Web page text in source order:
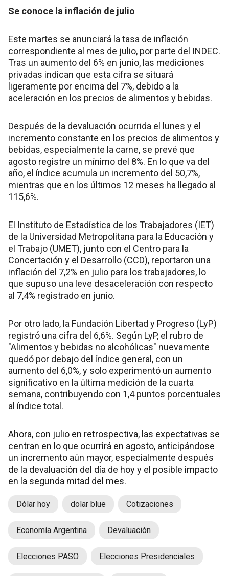
Se conoce la inflación de julio
Este martes se anunciará la tasa de inflación
correspondiente al mes de julio, por parte del INDEC.
Tras un aumento del 6% en junio, las mediciones
privadas indican que esta cifra se situará
ligeramente por encima del 7%, debido a la
aceleración en los precios de alimentos y bebidas.
Después de la devaluación ocurrida el lunes y el
incremento constante en los precios de alimentos y
bebidas, especialmente la carne, se prevé que
agosto registre un mínimo del 8%. En lo que va del
año, el índice acumula un incremento del 50,7%,
mientras que en los últimos 12 meses ha llegado al
115,6%.
El Instituto de Estadística de los Trabajadores (IET)
de la Universidad Metropolitana para la Educación y
el Trabajo (UMET), junto con el Centro para la
Concertación y el Desarrollo (CCD), reportaron una
inflación del 7,2% en julio para los trabajadores, lo
que supuso una leve desaceleración con respecto
al 7,4% registrado en junio.
Por otro lado, la Fundación Libertad y Progreso (LyP)
registró una cifra del 6,6%. Según LyP, el rubro de
"Alimentos y bebidas no alcohólicas" nuevamente
quedó por debajo del índice general, con un
aumento del 6,0%, y solo experimentó un aumento
significativo en la última medición de la cuarta
semana, contribuyendo con 1,4 puntos porcentuales
al índice total.
Ahora, con julio en retrospectiva, las expectativas se
centran en lo que ocurrirá en agosto, anticipándose
un incremento aún mayor, especialmente después
de la devaluación del día de hoy y el posible impacto
en la segunda mitad del mes.
Dólar hoy dolar blue Cotizaciones
Economía Argentina Devaluación
Elecciones PASO Elecciones Presidenciales